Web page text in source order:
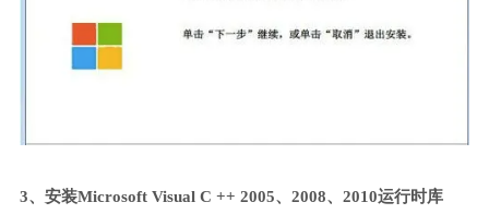
3、安装Microsoft Visual C ++ 2005、2008、2010运行时库